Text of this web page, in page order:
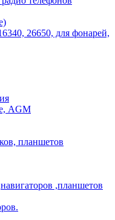
26650, для фонарей,
AGM
планшетов
,планшетов